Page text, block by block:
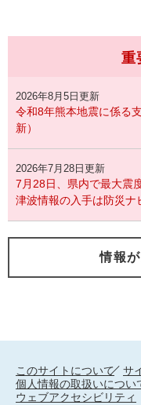
重
2026年8月5日更新
令和8年熊本地震に係る
新）
2026年7月28日更新
7月28日、県内で最大震
津波情報の入手は防災ナ
情報
このサイトについて
サ
個人情報の取扱いについ
ウェブアクセシビリティ